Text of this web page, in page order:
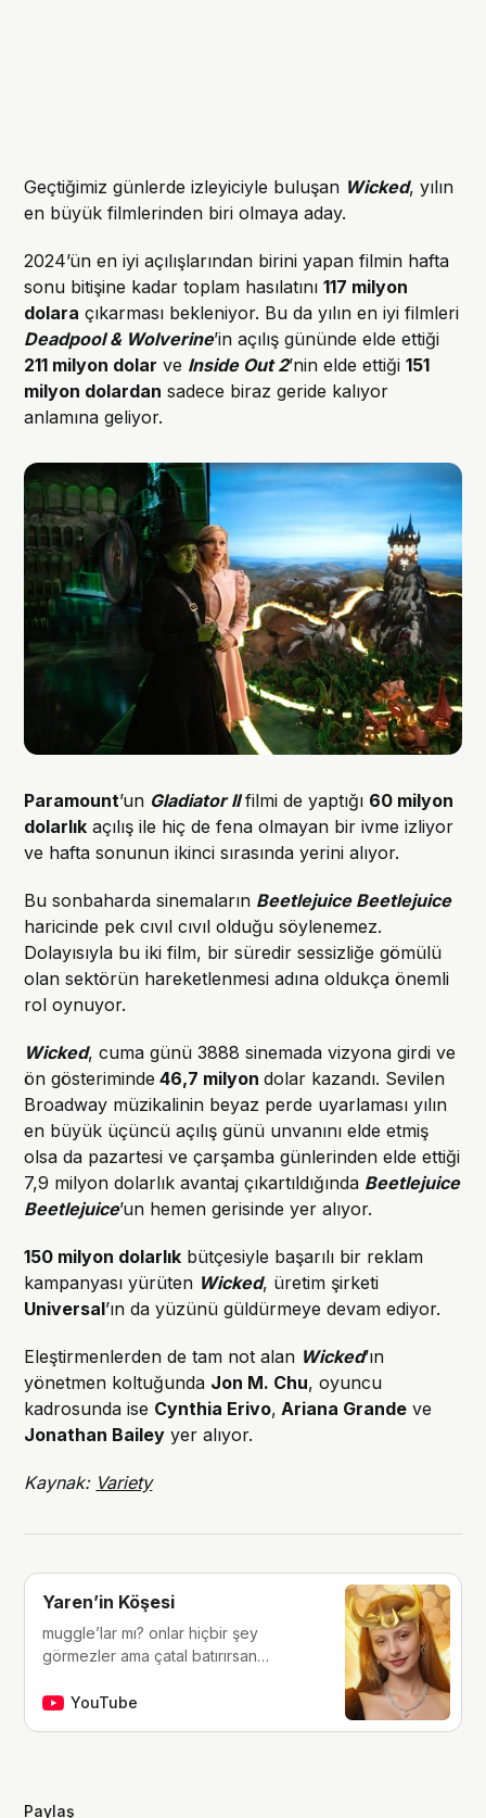
Geçtiğimiz günlerde izleyiciyle buluşan Wicked, yılın
en büyük filmlerinden biri olmaya aday.
2024’ün en iyi açılışlarından birini yapan filmin hafta
sonu bitişine kadar toplam hasılatını117 milyon
dolara çıkarması bekleniyor. Bu da yılın en iyi filmleri
Deadpool & Wolverine’in açılış gününde elde ettiği
211 milyon dolar ve Inside Out 2’nin elde ettiği151
milyon dolardan sadece biraz geride kalıyor
anlamına geliyor.
Paramount’un Gladiator IIfilmi de yaptığı 60 milyon
dolarlık açılış ile hiç de fena olmayan bir ivme izliyor
ve hafta sonunun ikinci sırasında yerini alıyor.
Bu sonbaharda sinemaların Beetlejuice Beetlejuice
haricinde pek cıvıl cıvıl olduğu söylenemez.
Dolayısıyla bu iki film, bir süredir sessizliğe gömülü
olan sektörün hareketlenmesi adına oldukça önemli
rol oynuyor.
Wicked, cuma günü 3888 sinemada vizyona girdi ve
ön gösteriminde 46,7 milyondolar kazandı. Sevilen
Broadway müzikalinin beyaz perde uyarlaması yılın
en büyük üçüncü açılış günü unvanını elde etmiş
olsa da pazartesi ve çarşamba günlerinden elde ettiği
7,9 milyon dolarlık avantaj çıkartıldığında Beetlejuice
Beetlejuice’un hemen gerisinde yer alıyor.
150 milyon dolarlık bütçesiyle başarılı bir reklam
kampanyası yürüten Wicked, üretim şirketi
Universal’ın da yüzünü güldürmeye devam ediyor.
Eleştirmenlerden de tam not alan Wicked’ın
yönetmen koltuğunda Jon M. Chu, oyuncu
kadrosunda ise Cynthia Erivo, Ariana Grande ve
Jonathan Bailey yer alıyor.
Kaynak: Variety
Yaren’in Köşesi
muggle’lar mı? onlar hiçbir şey
görmezler ama çatal batırırsan
çocukluğumdan beri tutkunu olduğum
YouTube
Paylaş